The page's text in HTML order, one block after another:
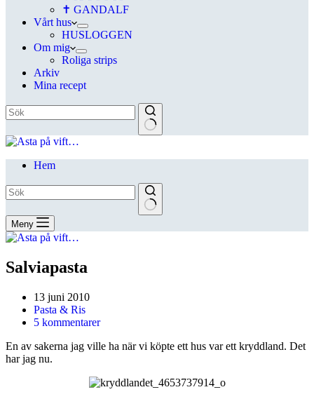
✝ GANDALF
Vårt hus
HUSLOGGEN
Om mig
Roliga strips
Arkiv
Mina recept
Hem
Meny
Salviapasta
13 juni 2010
Pasta & Ris
5 kommentarer
En av sakerna jag ville ha när vi köpte ett hus var ett kryddland. Det
har jag nu.